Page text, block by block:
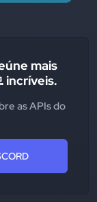
mais
incríveis.
as APIs do